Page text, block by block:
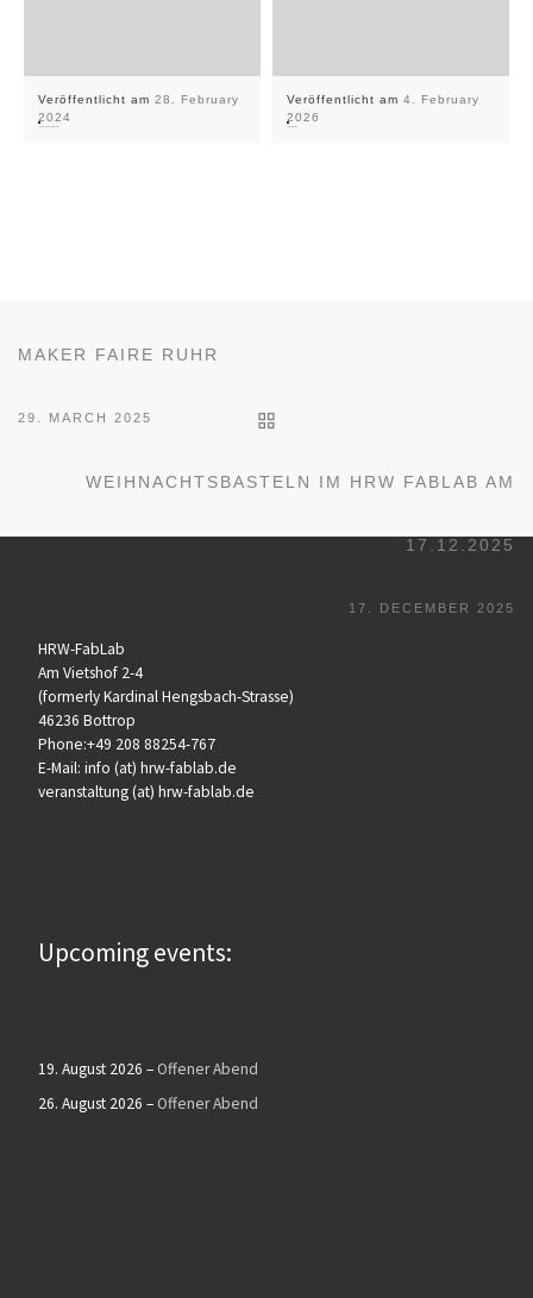
Veröffentlicht am 28. February
2024
Veröffentlicht am 4. February
2026
Beitragsnavigation
MAKER FAIRE RUHR
29. MARCH 2025
WEIHNACHTSBASTELN IM HRW FABLAB AM
17.12.2025
17. DECEMBER 2025
HRW-FabLab
Am Vietshof 2-4
(formerly Kardinal Hengsbach-Strasse)
46236 Bottrop
Phone:+49 208 88254-767
E-Mail: info (at) hrw-fablab.de
veranstaltung (at) hrw-fablab.de
Upcoming events:
19. August 2026 – Offener Abend
26. August 2026 – Offener Abend